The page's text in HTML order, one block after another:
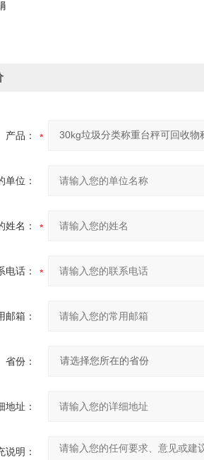
产品：
单位：
姓名：
电话：
邮箱：
省份：
地址：
说明：